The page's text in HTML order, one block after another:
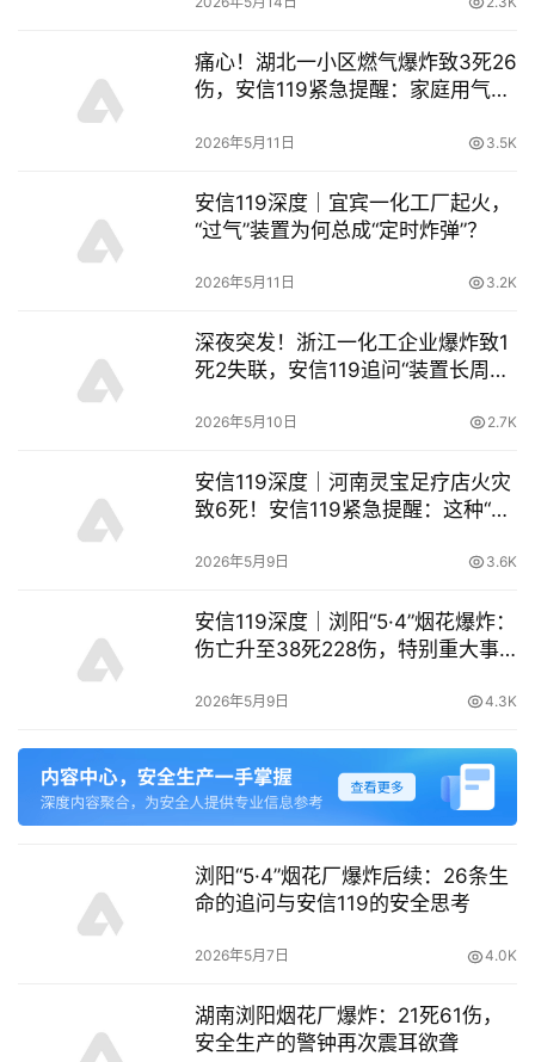
痛心！湖北一小区燃气爆炸致3死26
伤，安信119紧急提醒：家庭用气这
2026年5月11日 3.5K
安信119深度｜宜宾一化工厂起火，
“过气”装置为何总成“定时炸弹”？
2026年5月11日 3.2K
深夜突发！浙江一化工企业爆炸致1
死2失联，安信119追问“装置长周期
2026年5月10日 2.7K
安信119深度｜河南灵宝足疗店火灾
致6死！安信119紧急提醒：这种“夺
2026年5月9日 3.6K
安信119深度｜浏阳“5·4”烟花爆炸：
伤亡升至38死228伤，特别重大事
2026年5月9日 4.3K
浏阳“5·4”烟花厂爆炸后续：26条生
命的追问与安信119的安全思考
2026年5月7日 4.0K
湖南浏阳烟花厂爆炸：21死61伤，
安全生产的警钟再次震耳欲聋